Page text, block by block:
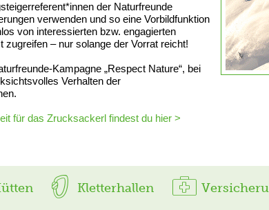
der Naturfreunde
verwenden und so eine Vorbildfunktion
von interessierten bzw. engagierten
– nur solange der Vorrat reicht!
Kampagne „Respect Nature“, bei
Verhalten der
für das Zrucksackerl findest du hier >
Kletterhallen